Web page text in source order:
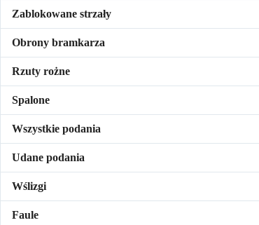
Zablokowane strzały
Obrony bramkarza
Rzuty rożne
Spalone
Wszystkie podania
Udane podania
Wślizgi
Faule